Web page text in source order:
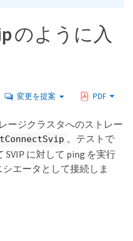
のように入
変更を提案 PDF
ージクラスタへのストレー
。テストで
SVIP に対して ping を実行
シエータとして接続しま